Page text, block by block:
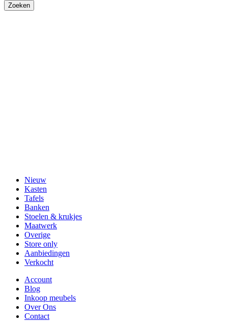
Nieuw
Kasten
Tafels
Banken
Stoelen & krukjes
Maatwerk
Overige
Store only
Aanbiedingen
Verkocht
Account
Blog
Inkoop meubels
Over Ons
Contact